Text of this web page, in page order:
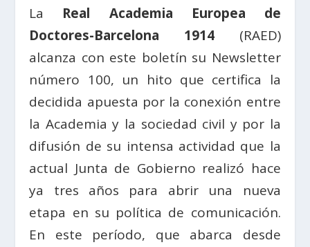
La Real Academia Europea de
Doctores-Barcelona 1914 (RAED)
alcanza con este boletín su Newsletter
número 100, un hito que certifica la
decidida apuesta por la conexión entre
la Academia y la sociedad civil y por la
difusión de su intensa actividad que la
actual Junta de Gobierno realizó hace
ya tres años para abrir una nueva
etapa en su política de comunicación.
En este período, que abarca desde